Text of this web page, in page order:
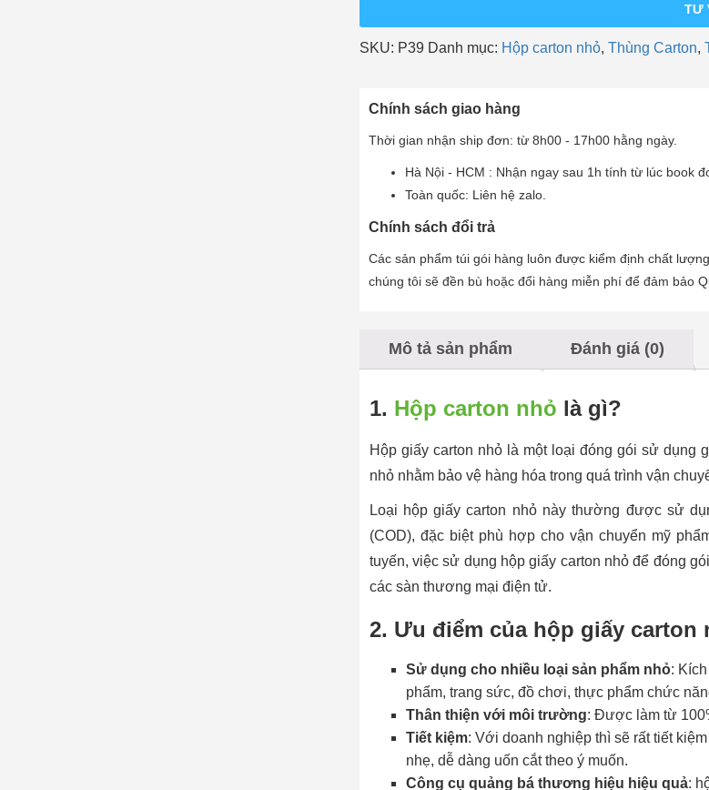
TƯ
SKU: P39 Danh mục: Hộp carton nhỏ, Thùng Carton,
Chính sách giao hàng
Thời gian nhận ship đơn: từ 8h00 - 17h00 hằng ngày.
Hà Nội - HCM : Nhận ngay sau 1h tính từ lúc book
Toàn quốc: Liên hệ zalo.
Chính sách đổi trả
Các sản phẩm túi gói hàng luôn được kiểm định chất
chúng tôi sẽ đền bù hoặc đổi hàng miễn phí để đảm bảo
Mô tả sản phẩm Đánh giá (0)
1. Hộp carton nhỏ là gì?
Hộp giấy carton nhỏ là một loại đóng gói sử
nhỏ nhằm bảo vệ hàng hóa trong quá trình vận
Loại hộp giấy carton nhỏ này thường được sử
(COD), đặc biệt phù hợp cho vận chuyển mỹ
tuyến, việc sử dụng hộp giấy carton nhỏ để đóng
các sàn thương mại điện tử.
2. Ưu điểm của hộp giấy carton
Sử dụng cho nhiều loại sản phẩm nhỏ:
phẩm, trang sức, đồ chơi, thực phẩm chức
Thân thiện với môi trường: Được làm từ
Tiết kiệm: Với doanh nghiệp thì sẽ rất tiết
nhẹ, dễ dàng uốn cắt theo ý muốn.
Công cụ quảng bá thương hiệu hiệu quả: